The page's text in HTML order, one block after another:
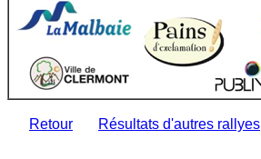
Retour Résultats d'autres rallyes